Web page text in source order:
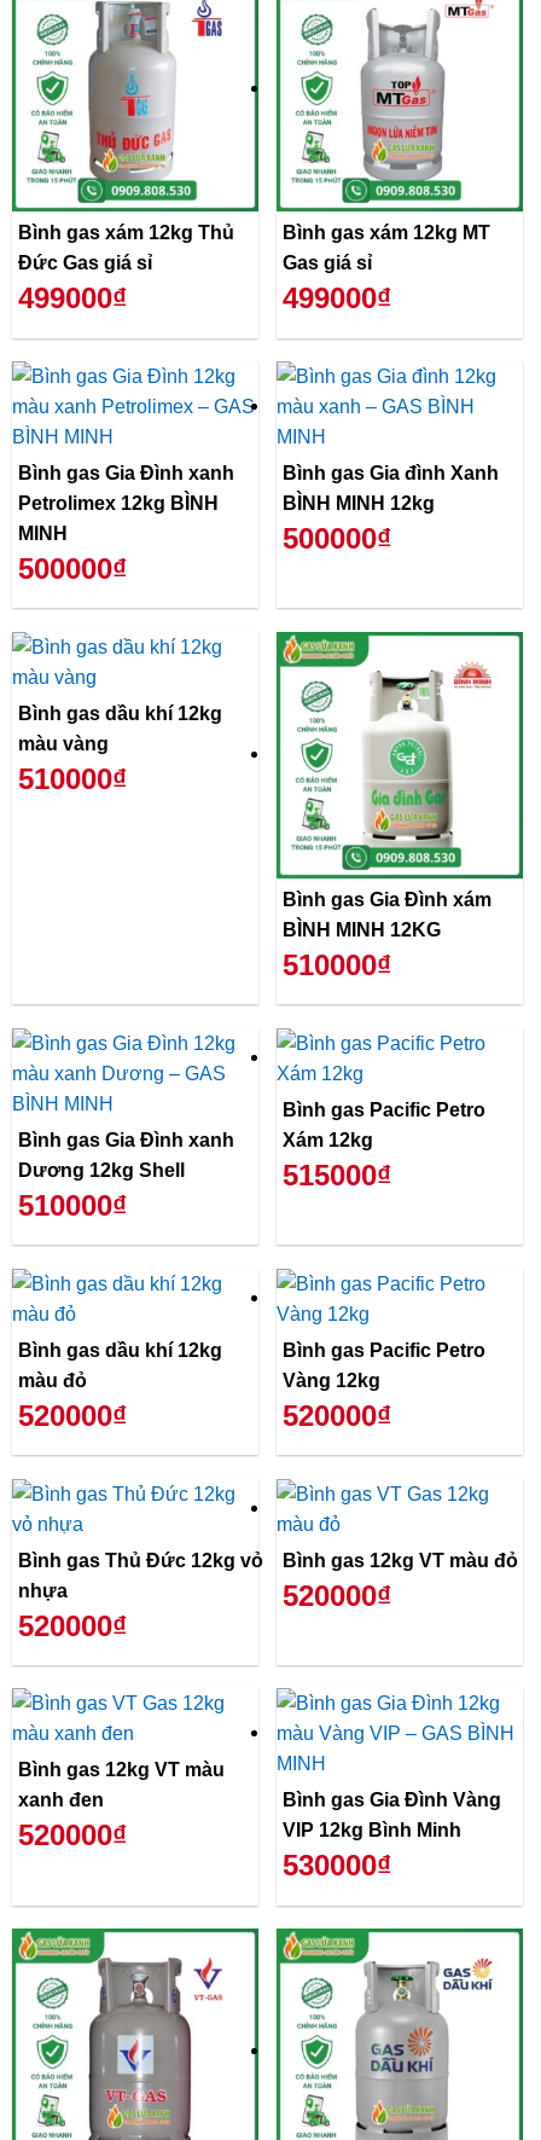
Bình gas xám 12kg Thủ
Đức Gas giá sỉ
499000₫
Bình gas xám 12kg MT
Gas giá sỉ
499000₫
Bình gas Gia Đình xanh
Petrolimex 12kg BÌNH
MINH
500000₫
Bình gas Gia đình Xanh
BÌNH MINH 12kg
500000₫
Bình gas dầu khí 12kg
màu vàng
510000₫
Bình gas Gia Đình xám
BÌNH MINH 12KG
510000₫
Bình gas Gia Đình xanh
Dương 12kg Shell
510000₫
Bình gas Pacific Petro
Xám 12kg
515000₫
Bình gas dầu khí 12kg
màu đỏ
520000₫
Bình gas Pacific Petro
Vàng 12kg
520000₫
Bình gas Thủ Đức 12kg vỏ
nhựa
520000₫
Bình gas 12kg VT màu đỏ
520000₫
Bình gas 12kg VT màu
xanh đen
520000₫
Bình gas Gia Đình Vàng
VIP 12kg Bình Minh
530000₫